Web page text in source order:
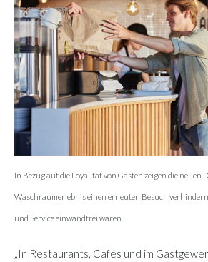
In Bezug auf die Loyalität von Gästen zeigen die neuen
Waschraumerlebnis einen erneuten Besuch
und Service einwandfrei waren.
„In Restaurants, Cafés und im